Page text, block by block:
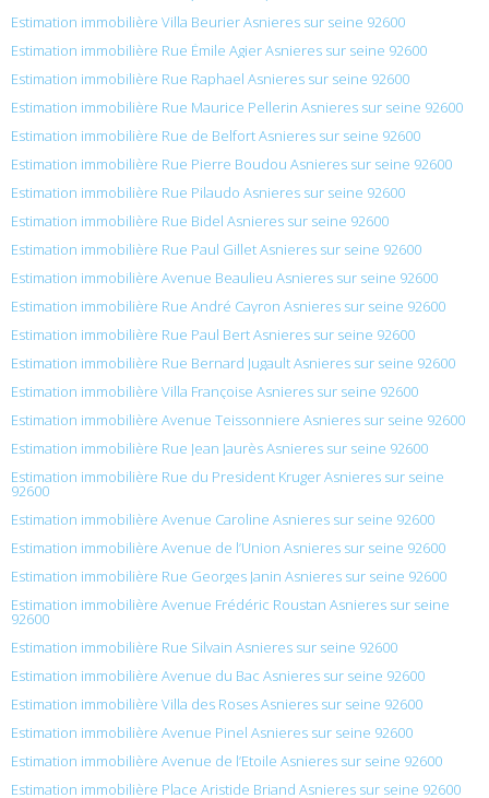
Estimation immobilière Villa Beurier Asnieres sur seine 92600
Estimation immobilière Rue Émile Agier Asnieres sur seine 92600
Estimation immobilière Rue Raphael Asnieres sur seine 92600
Estimation immobilière Rue Maurice Pellerin Asnieres sur seine 92600
Estimation immobilière Rue de Belfort Asnieres sur seine 92600
Estimation immobilière Rue Pierre Boudou Asnieres sur seine 92600
Estimation immobilière Rue Pilaudo Asnieres sur seine 92600
Estimation immobilière Rue Bidel Asnieres sur seine 92600
Estimation immobilière Rue Paul Gillet Asnieres sur seine 92600
Estimation immobilière Avenue Beaulieu Asnieres sur seine 92600
Estimation immobilière Rue André Cayron Asnieres sur seine 92600
Estimation immobilière Rue Paul Bert Asnieres sur seine 92600
Estimation immobilière Rue Bernard Jugault Asnieres sur seine 92600
Estimation immobilière Villa Françoise Asnieres sur seine 92600
Estimation immobilière Avenue Teissonniere Asnieres sur seine 92600
Estimation immobilière Rue Jean Jaurès Asnieres sur seine 92600
Estimation immobilière Rue du President Kruger Asnieres sur seine
92600
Estimation immobilière Avenue Caroline Asnieres sur seine 92600
Estimation immobilière Avenue de l’Union Asnieres sur seine 92600
Estimation immobilière Rue Georges Janin Asnieres sur seine 92600
Estimation immobilière Avenue Frédéric Roustan Asnieres sur seine
92600
Estimation immobilière Rue Silvain Asnieres sur seine 92600
Estimation immobilière Avenue du Bac Asnieres sur seine 92600
Estimation immobilière Villa des Roses Asnieres sur seine 92600
Estimation immobilière Avenue Pinel Asnieres sur seine 92600
Estimation immobilière Avenue de l’Etoile Asnieres sur seine 92600
Estimation immobilière Place Aristide Briand Asnieres sur seine 92600